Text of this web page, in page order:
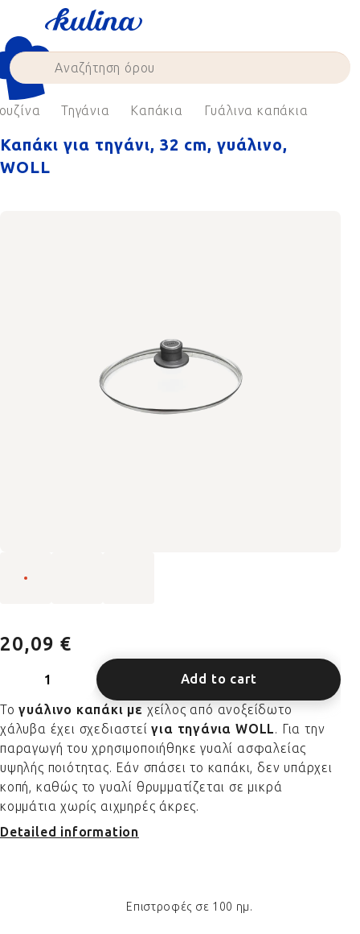
content
Τηγάνια Καπάκια Γυάλινα καπάκια
Καπάκι για τηγάνι, 32 cm, γυάλινο,
WOLL
20,09 €
Add to cart
Τογυάλινο καπάκι με χείλος από ανοξείδωτο
χάλυβα έχει σχεδιαστείγια τηγάνια WOLL. Για την
παραγωγή του χρησιμοποιήθηκε γυαλί ασφαλείας
υψηλής ποιότητας. Εάν σπάσει το καπάκι, δεν υπάρχει
κοπή, καθώς το γυαλί θρυμματίζεται σε μικρά
κομμάτια χωρίς αιχμηρές άκρες.
Detailed information
Επιστροφές σε 100 ημ.